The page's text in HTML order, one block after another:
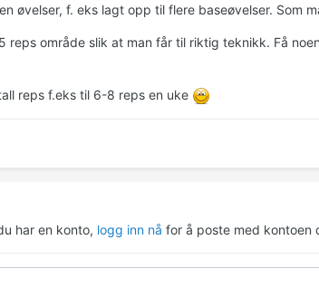
øvelser, f. eks lagt opp til flere baseøvelser. Som
reps område slik at man får til riktig teknikk. Få
reps f.eks til 6-8 reps en uke
har en konto, logg inn nå for å poste med kontoen